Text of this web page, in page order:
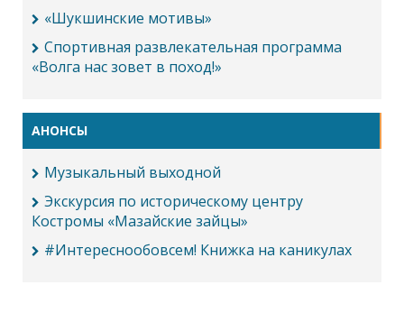
«Шукшинские мотивы»
Спортивная развлекательная программа
«Волга нас зовет в поход!»
АНОНСЫ
Музыкальный выходной
Экскурсия по историческому центру
Костромы «Мазайские зайцы»
#Интереснообовсем! Книжка на каникулах